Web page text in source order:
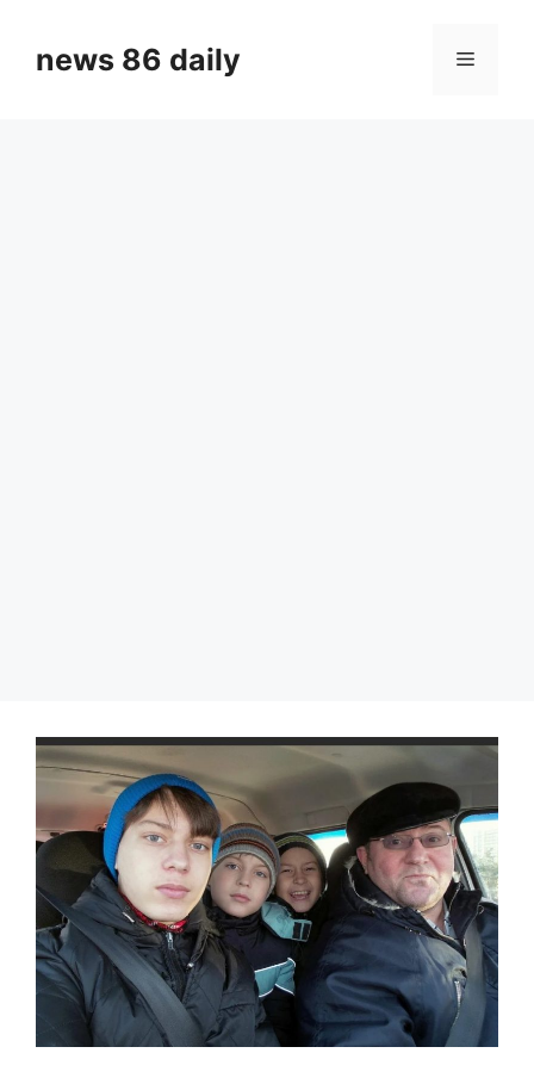
contentnews 86 daily Menu